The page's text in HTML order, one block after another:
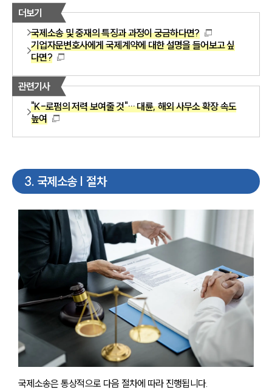
더보기
국제소송 및 중재의 특징과 과정이 궁금하다면?
기업자문변호사에게 국제계약에 대한 설명을 들어보고 싶
다면?
관련기사
"K-로펌의 저력 보여줄 것"… 대륜, 해외 사무소 확장 속도
높여
3. 국제소송 | 절차
국제소송은 통상적으로 다음 절차에 따라 진행됩니다.